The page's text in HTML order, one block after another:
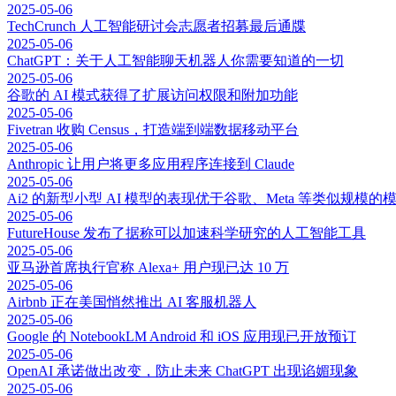
2025-05-06
TechCrunch 人工智能研讨会志愿者招募最后通牒
2025-05-06
ChatGPT：关于人工智能聊天机器人你需要知道的一切
2025-05-06
谷歌的 AI 模式获得了扩展访问权限和附加功能
2025-05-06
Fivetran 收购 Census，打造端到端数据移动平台
2025-05-06
Anthropic 让用户将更多应用程序连接到 Claude
2025-05-06
Ai2 的新型小型 AI 模型的表现优于谷歌、Meta 等类似规模的
2025-05-06
FutureHouse 发布了据称可以加速科学研究的人工智能工具
2025-05-06
亚马逊首席执行官称 Alexa+ 用户现已达 10 万
2025-05-06
Airbnb 正在美国悄然推出 AI 客服机器人
2025-05-06
Google 的 NotebookLM Android 和 iOS 应用现已开放预订
2025-05-06
OpenAI 承诺做出改变，防止未来 ChatGPT 出现谄媚现象
2025-05-06